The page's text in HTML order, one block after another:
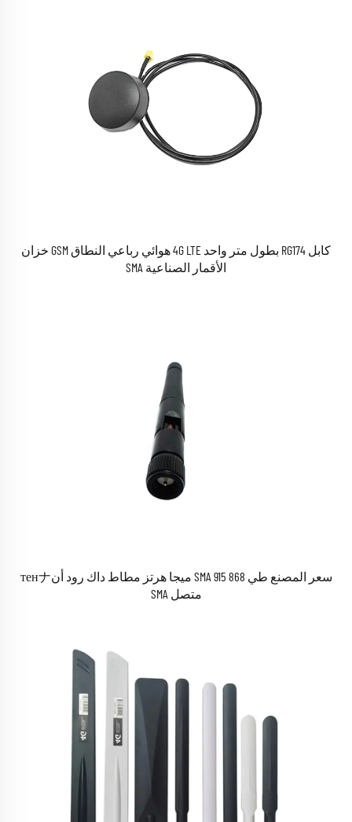
كابل RG174 بطول متر واحد 4G LTE هوائي رباعي النطاق GSM خزان
الأقمار الصناعية SMA
سعر المصنع طي SMA 915 868 ميجا هرتز مطاط داك رود أنтенナ
متصل SMA